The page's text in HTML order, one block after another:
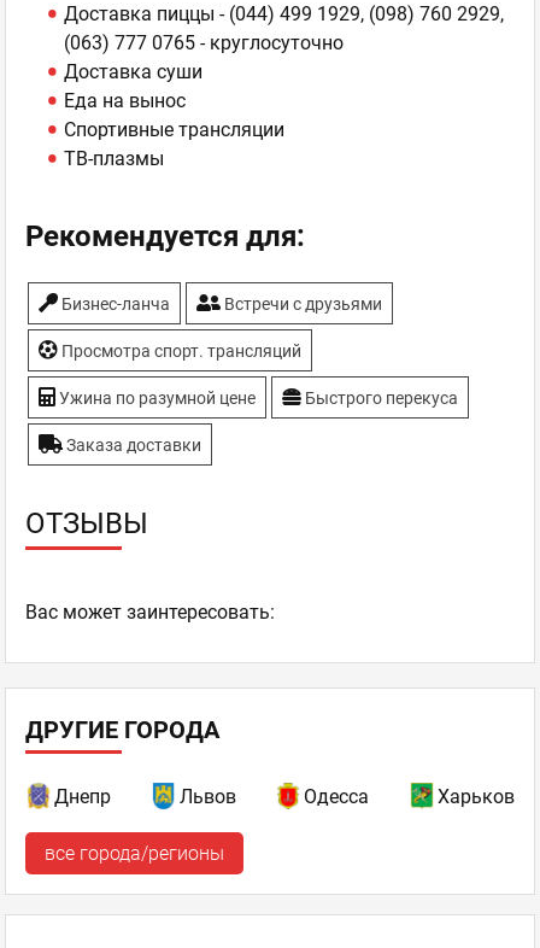
Доставка пиццы - (044) 499 1929, (098) 760 2929,
(063) 777 0765 - круглосуточно
Доставка суши
Еда на вынос
Спортивные трансляции
ТВ-плазмы
Рекомендуется для:
Бизнес-ланча Встречи с друзьями
Просмотра спорт. трансляций
Ужина по разумной цене Быстрого перекуса
Заказа доставки
ОТЗЫВЫ
Ваc может заинтересовать:
ДРУГИЕ ГОРОДА
Днепр Львов Одесса Харьков
все города/регионы